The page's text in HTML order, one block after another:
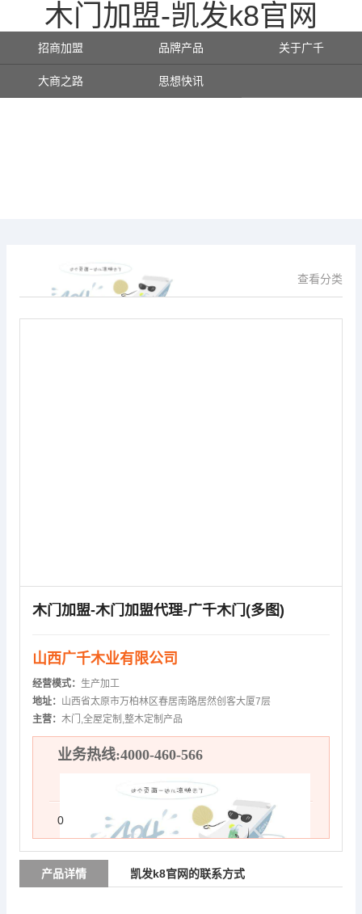
木门加盟-凯发k8官网
招商加盟 品牌产品 关于广千
大商之路 思想快讯
查看分类
木门加盟-木门加盟代理-广千木门(多图)
山西广千木业有限公司
经营模式： 生产加工
地址： 山西省太原市万柏林区春居南路居然创客大厦7层
主营： 木门,全屋定制,整木定制产品
业务热线:4000-460-566
0
产品详情 凯发k8官网的联系方式